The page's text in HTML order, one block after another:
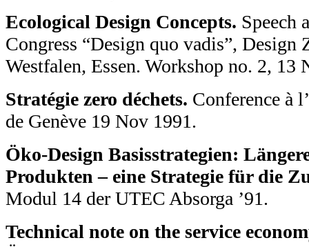
Ecological Design Concepts. Speech
Congress “Design quo vadis”, Design
Westfalen, Essen. Workshop no. 2, 13
Stratégie zero déchets. Conference à
de Genève 19 Nov 1991.
Öko-Design Basisstrategien:
Produkten – eine Strategie für die
Modul 14 der UTEC Absorga ’91.
Technical note on the service